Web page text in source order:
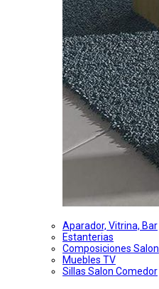
Aparador, Vitrina, Bar
Estanterias
Composiciones Salon
Muebles TV
Sillas Salon Comedor